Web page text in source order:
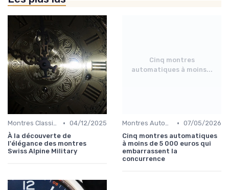
Montres Classiques • 04/12/2025
À la découverte de
l'élégance des montres
Swiss Alpine Military
Cinq montres
automatiques à moins...
Montres Automatiques • 07/05/2026
Cinq montres automatiques
à moins de 5 000 euros qui
embarrassent la
concurrence